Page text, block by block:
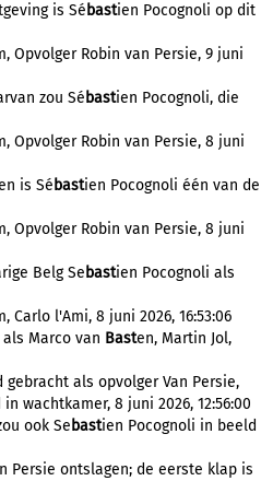
is Sé bastien Pocognoli op dit
Opvolger Robin van Persie, 9 juni
zou Sé bastien Pocognoli, die
Opvolger Robin van Persie, 8 juni
is Sé bastien Pocognoli één van de
Opvolger Robin van Persie, 8 juni
Belg Se bastien Pocognoli als
Carlo l'Ami, 8 juni 2026, 16:53:06
Marco van Basten, Martin Jol,
als opvolger Van Persie,
wachtkamer, 8 juni 2026, 12:56:00
ook Se bastien Pocognoli in beeld
Persie ontslagen; de eerste klap is